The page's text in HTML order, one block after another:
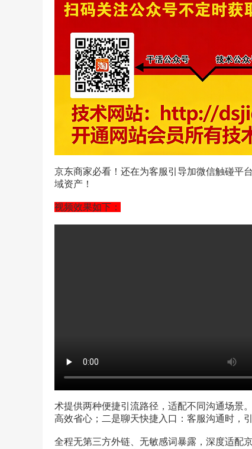
京东商家必看！还在为客服引导加微信触碰平
域资产！
视频效果如下：
术提供两种便捷引流路径，适配不同沟通场景
高效省心；二是聊天快捷入口：客服沟通时，
全程无第三方外链、无敏感词暴露，深度适配